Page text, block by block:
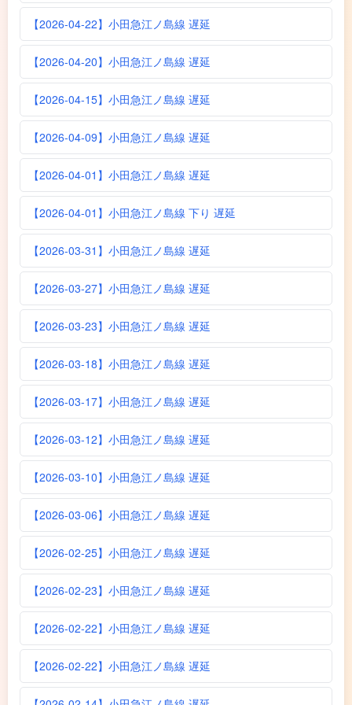
【2026-04-22】小田急江ノ島線 遅延
【2026-04-20】小田急江ノ島線 遅延
【2026-04-15】小田急江ノ島線 遅延
【2026-04-09】小田急江ノ島線 遅延
【2026-04-01】小田急江ノ島線 遅延
【2026-04-01】小田急江ノ島線 下り 遅延
【2026-03-31】小田急江ノ島線 遅延
【2026-03-27】小田急江ノ島線 遅延
【2026-03-23】小田急江ノ島線 遅延
【2026-03-18】小田急江ノ島線 遅延
【2026-03-17】小田急江ノ島線 遅延
【2026-03-12】小田急江ノ島線 遅延
【2026-03-10】小田急江ノ島線 遅延
【2026-03-06】小田急江ノ島線 遅延
【2026-02-25】小田急江ノ島線 遅延
【2026-02-23】小田急江ノ島線 遅延
【2026-02-22】小田急江ノ島線 遅延
【2026-02-22】小田急江ノ島線 遅延